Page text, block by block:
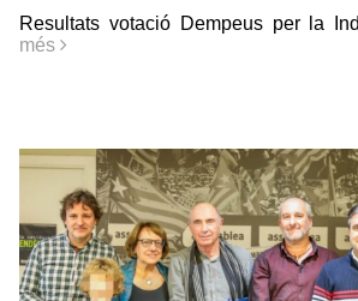
Resultats votació Dempeus per la
més